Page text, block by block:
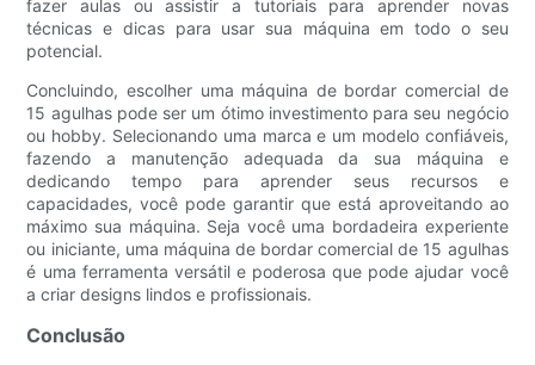
fazer aulas ou assistir a tutoriais para aprender novas
técnicas e dicas para usar sua máquina em todo o seu
potencial.
Concluindo, escolher uma máquina de bordar comercial de
15 agulhas pode ser um ótimo investimento para seu negócio
ou hobby. Selecionando uma marca e um modelo confiáveis,
fazendo a manutenção adequada da sua máquina e
dedicando tempo para aprender seus recursos e
capacidades, você pode garantir que está aproveitando ao
máximo sua máquina. Seja você uma bordadeira experiente
ou iniciante, uma máquina de bordar comercial de 15 agulhas
é uma ferramenta versátil e poderosa que pode ajudar você
a criar designs lindos e profissionais.
Conclusão